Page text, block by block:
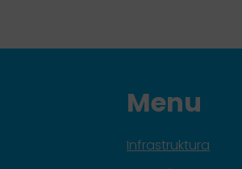
Menu
Infrastruktura